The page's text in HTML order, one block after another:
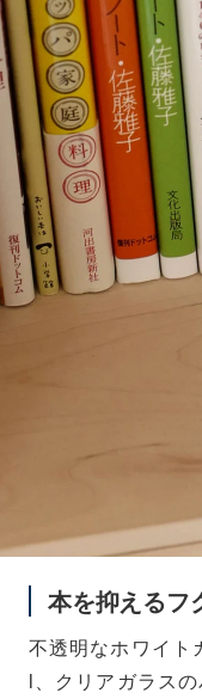
本を抑えるフ
不透明なホワイト
l、クリアガラス